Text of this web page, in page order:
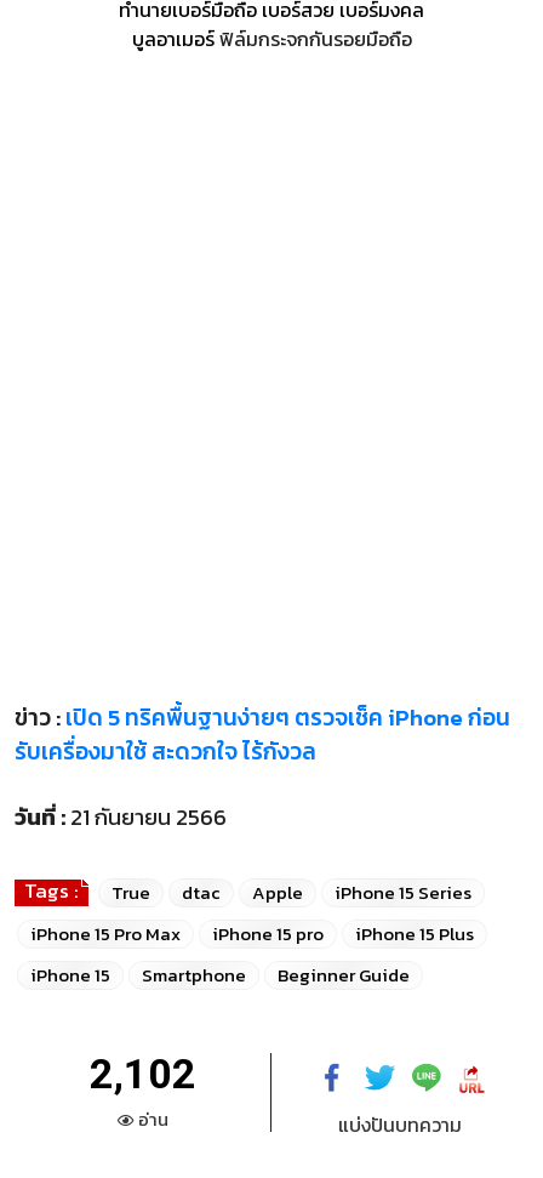
ทำนายเบอร์มือถือ เบอร์สวย เบอร์มงคล
บูลอาเมอร์ฟิล์มกระจกกันรอยมือถือ
ข่าว :เปิด 5 ทริคพื้นฐานง่ายๆ ตรวจเช็ค iPhone ก่อน
รับเครื่องมาใช้ สะดวกใจ ไร้กังวล
วันที่ :21 กันยายน 2566
Tags : True dtac Apple
iPhone 15 Series
iPhone 15 Pro Max
iPhone 15 pro
iPhone 15 Plus
iPhone 15
Smartphone Beginner Guide
2,102
อ่าน แบ่งปันบทความ